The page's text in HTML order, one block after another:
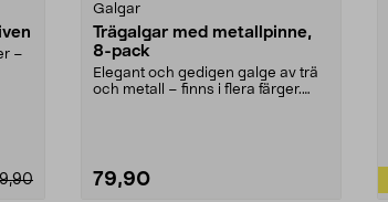
–
Galgar
Trägalgar med metallpinne,
8-pack
Elegant och gedigen galge av trä
och metall – finns i flera färger.
79,90